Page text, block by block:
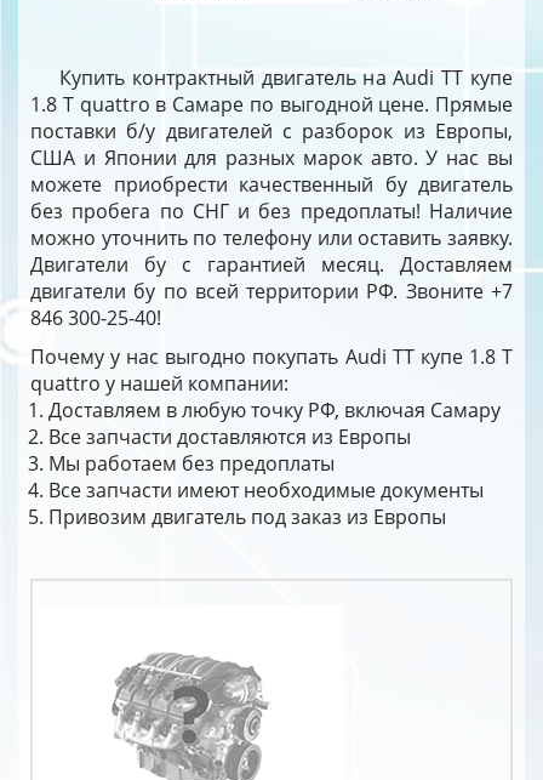
Купить контрактный двигатель на Audi TT купе
1.8 T quattro в Самаре по выгодной цене. Прямые
поставки б/у двигателей с разборок из Европы,
США и Японии для разных марок авто. У нас вы
можете приобрести качественный бу двигатель
без пробега по СНГ и без предоплаты! Наличие
можно уточнить по телефону или оставить заявку.
Двигатели бу с гарантией месяц. Доставляем
двигатели бу по всей территории РФ. Звоните +7
846 300-25-40!
Почему у нас выгодно покупать Audi TT купе 1.8 T
quattro у нашей компании:
Доставляем в любую точку РФ, включая Самару
Все запчасти доставляются из Европы
Мы работаем без предоплаты
Все запчасти имеют необходимые документы
Привозим двигатель под заказ из Европы